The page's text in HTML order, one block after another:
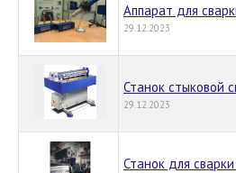
Аппарат для
29.12.2023
Станок стыковой
29.12.2023
Станок для сварки